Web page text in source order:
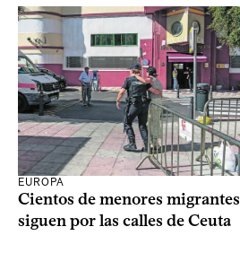
EUROPA
Cientos de menores migrantes
siguen por las calles de Ceuta